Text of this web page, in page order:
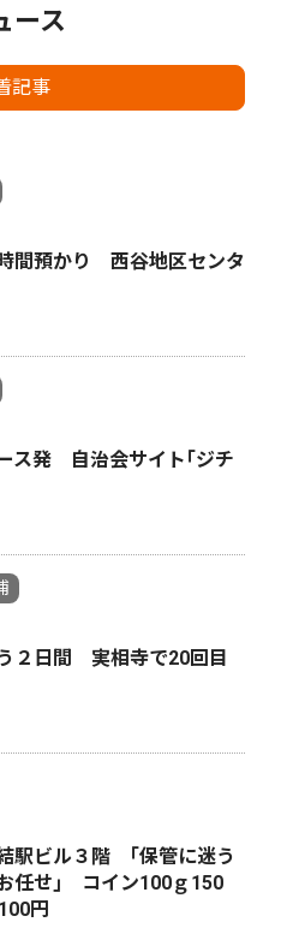
ース
記事
間預かり 西谷地区センタ
ス発 自治会サイト｢ジチ
２日間 実相寺で20回目
駅ビル３階 ｢保管に迷う
任せ｣ コイン100ｇ150
円